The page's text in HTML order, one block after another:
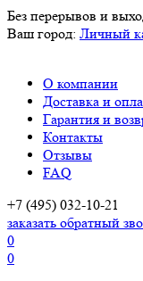
Без перерывов и
Ваш город: Личный
О компании
Доставка и
Гарантия и
Контакты
Отзывы
FAQ
+7 (495) 032-10-21
заказать обратный
0
0